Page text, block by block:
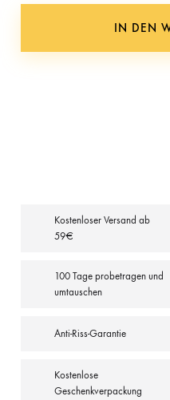
IN DEN
Kostenloser Versand ab
59€
100 Tage probetragen und
umtauschen
Anti-Riss-Garantie
Kostenlose
Geschenkverpackung